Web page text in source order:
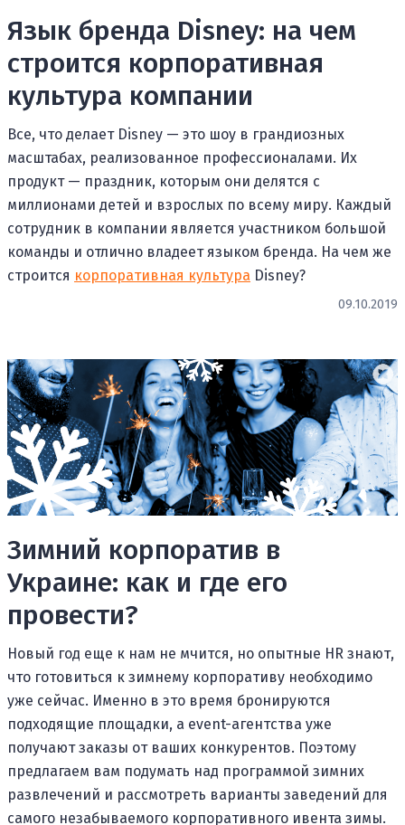
Язык бренда Disney: на чем
строится корпоративная
культура компании
Все, что делает Disney — это шоу в грандиозных
масштабах, реализованное профессионалами. Их
продукт — праздник, которым они делятся с
миллионами детей и взрослых по всему миру. Каждый
сотрудник в компании является участником большой
команды и отлично владеет языком бренда. На чем же
строится корпоративная культура Disney?
09.10.2019
Зимний корпоратив в
Украине: как и где его
провести?
Новый год еще к нам не мчится, но опытные HR знают,
что готовиться к зимнему корпоративу необходимо
уже сейчас. Именно в это время бронируются
подходящие площадки, а event-агентства уже
получают заказы от ваших конкурентов. Поэтому
предлагаем вам подумать над программой зимних
развлечений и рассмотреть варианты заведений для
самого незабываемого корпоративного ивента зимы.